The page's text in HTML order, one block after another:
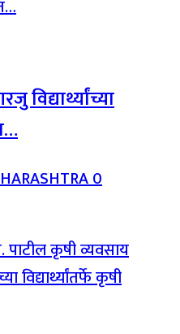
विद्यार्थ्यांच्या
0